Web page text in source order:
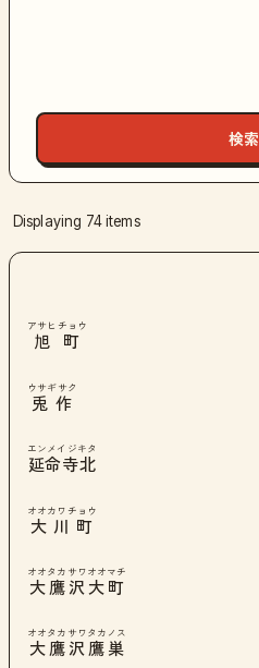
Displaying 74 items
旭町
アサヒチョウ
兎作
ウサギサク
延命寺北
エンメイジキタ
大川町
オオカワチョウ
大鷹沢大町
オオタカサワオオマチ
大鷹沢鷹巣
オオタカサワタカノス